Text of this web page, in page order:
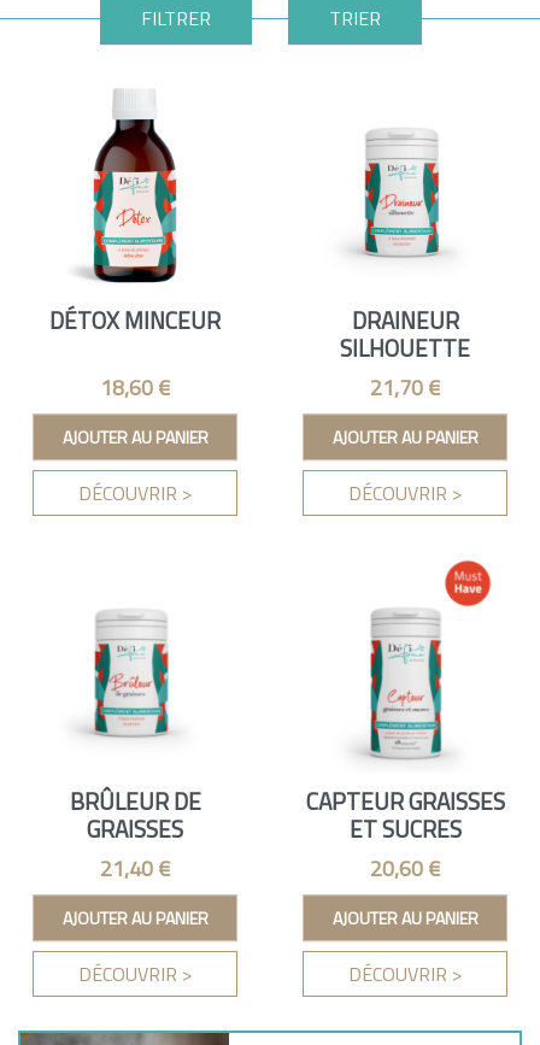
FILTRER TRIER
DÉTOX MINCEUR
Prix
18,60 €
AJOUTER AU PANIER
DÉCOUVRIR >
DRAINEUR
SILHOUETTE
Prix
21,70 €
AJOUTER AU PANIER
DÉCOUVRIR >
BRÛLEUR DE
GRAISSES
Prix
21,40 €
AJOUTER AU PANIER
DÉCOUVRIR >
CAPTEUR GRAISSES
ET SUCRES
Prix
20,60 €
AJOUTER AU PANIER
DÉCOUVRIR >